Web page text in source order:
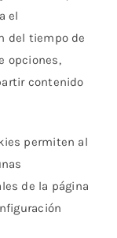
el
del tiempo de
opciones,
contenido
permiten al
de la página